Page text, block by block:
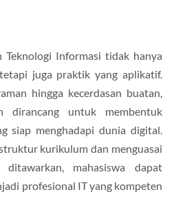
Informasi tidak hanya
juga praktik yang aplikatif.
hingga kecerdasan buatan,
dirancang untuk membentuk
siap menghadapi dunia digital.
kurikulum dan menguasai
ditawarkan, mahasiswa dapat
profesional IT yang kompeten